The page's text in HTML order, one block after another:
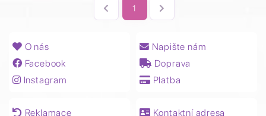
1
O nás
Facebook
Instagram
Napište nám
Doprava
Platba
Reklamace
Kontaktní adresa